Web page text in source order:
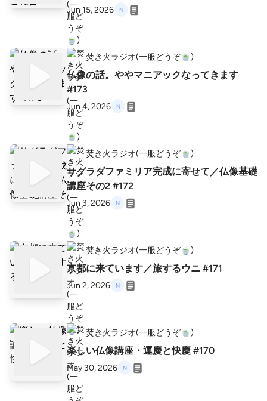
Jun 15, 2026
焚き火ラジオ(一服どうぞ🍵)
仏像の話。ややマニアックなってきます
#173
Jun 4, 2026
焚き火ラジオ(一服どうぞ🍵)
サグラダファミリア完成に寄せて／仏像基礎
講座その2 #172
Jun 3, 2026
焚き火ラジオ(一服どうぞ🍵)
京都に来ています／旅するウニ #171
Jun 2, 2026
焚き火ラジオ(一服どうぞ🍵)
楽しい仏像講座・運慶と快慶 #170
May 30, 2026